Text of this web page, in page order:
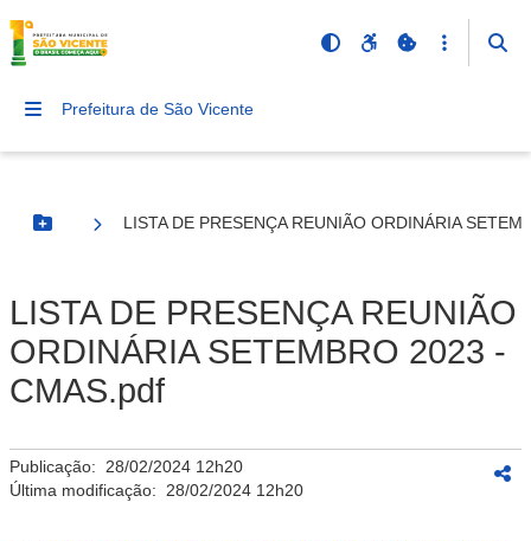
Prefeitura de São Vicente
Botão Menu
LISTA DE PRESENÇA REUNIÃO ORDINÁRIA
LISTA DE PRESENÇA REUNIÃO
ORDINÁRIA SETEMBRO 2023 -
CMAS.pdf
Publicação: 28/02/2024 12h20
Última modificação: 28/02/2024 12h20